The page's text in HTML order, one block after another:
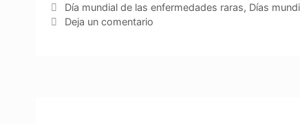
Etiquetas
Día mundial de las enfermedades raras, Días
Deja un comentario